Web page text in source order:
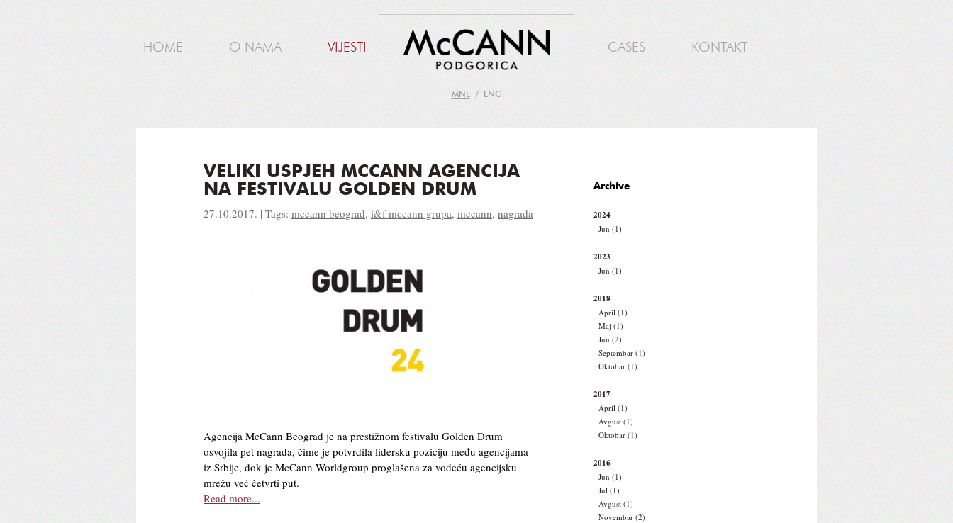
HOME O NAMA VIJESTI
MNE ENG
CASES KONTAKT
VELIKI USPJEH MCCANN AGENCIJA
NA FESTIVALU GOLDEN DRUM
27.10.2017. | Tags: mccann beograd, i&f mccann grupa, mccann, nagrada
Agencija McCann Beograd je na prestižnom festivalu Golden Drum
osvojila pet nagrada, čime je potvrdila lidersku poziciju među agencijama
iz Srbije, dok je McCann Worldgroup proglašena za vodeću agencijsku
mrežu već četvrti put.
Read more...
Archive
2024
Jun (1)
2023
Jun (1)
2018
April (1)
Maj (1)
Jun (2)
Septembar (1)
Oktobar (1)
2017
April (1)
Avgust (1)
Oktobar (1)
2016
Jun (1)
Jul (1)
Avgust (1)
Novembar (2)